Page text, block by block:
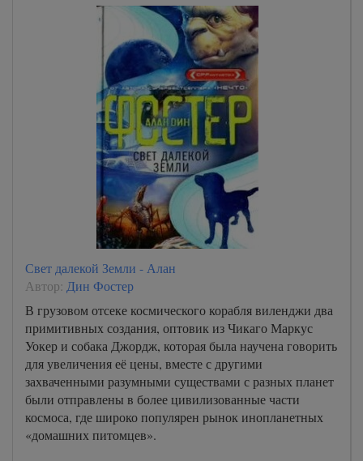
Свет далекой Земли - Алан
Автор: Дин Фостер
В грузовом отсеке космического корабля виленджи два
примитивных создания, оптовик из Чикаго Маркус
Уокер и собака Джордж, которая была научена говорить
для увеличения её цены, вместе с другими
захваченными разумными существами с разных планет
были отправлены в более цивилизованные части
космоса, где широко популярен рынок инопланетных
«домашних питомцев».